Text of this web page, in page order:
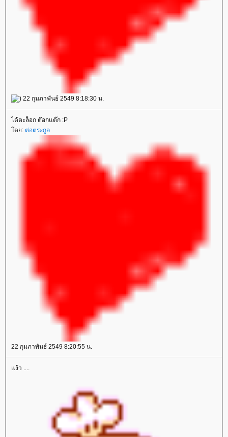
) 22 กุมภาพันธ์ 2549 8:18:30 น.
ได้ตะล็อก ต๊อกแต๊ก :P
ดย: ต่อตระกูล
22 กุมภาพันธ์ 2549 8:20:55 น.
ง้ว ....